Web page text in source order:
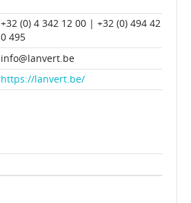
+32 (0) 4 342 12 00 | +32 (0) 494 42
0 495
info@lanvert.be
https://lanvert.be/